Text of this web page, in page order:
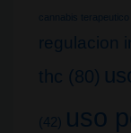
cannabis terapeutico
regulacion
thc (80)
(42) uso